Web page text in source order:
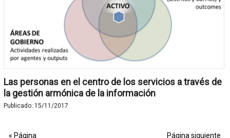
Las personas en el centro de los servicios a través de
la gestión armónica de la información
Publicado: 15/11/2017
« Página
Página siguiente